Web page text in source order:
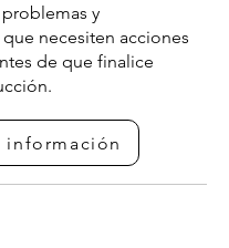
y
necesiten acciones
de que finalice
información